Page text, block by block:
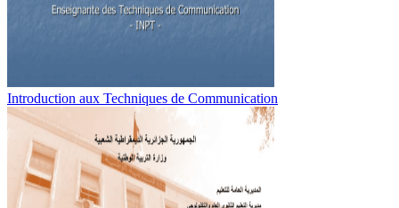
Introduction aux Techniques de Communication